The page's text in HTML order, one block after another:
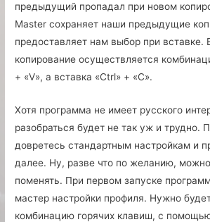
предыдущий пропадал при новом
Master сохраняет наши предыдущие
предоставляет нам выбор при вставке.
копирование осуществляется
+ «V», а вставка «Ctrl» + «C».
Хотя программа не имеет русского
разобраться будет не так уж и трудно.
довретесь стандартным настройкам и
далее. Ну, разве что по желанию,
поменять. При первом запуске
мастер настройки профиля. Нужно
комбинацию горячих клавиш, с